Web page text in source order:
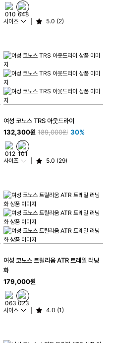
사이즈 5.0 (2)
여성 코노스 TRS 아웃드라이
132,300원 189,000원 30%
사이즈 5.0 (29)
여성 코노스 트릴리움 ATR 트레일 러닝
화
179,000원
사이즈 4.0 (1)